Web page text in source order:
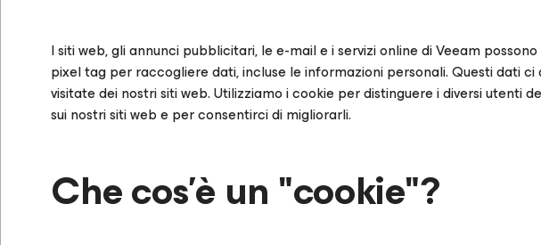
I siti web, gli annunci pubblicitari, le e-mail e i servizi online di Veeam
pixel tag per raccogliere dati, incluse le informazioni personali. Questi dati
visitate dei nostri siti web. Utilizziamo i cookie per distinguere i diversi
sui nostri siti web e per consentirci di migliorarli.
Che cos'è un "cookie"?